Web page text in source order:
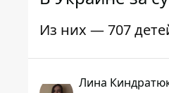
Из них — 707
Лина